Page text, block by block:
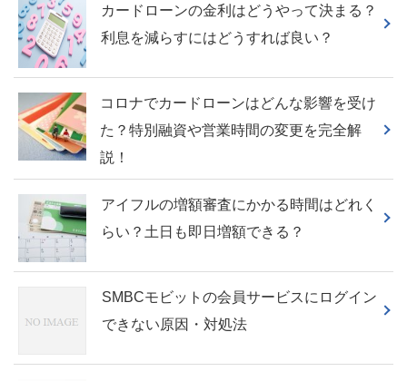
カードローンの金利はどうやって決まる？
利息を減らすにはどうすれば良い？
コロナでカードローンはどんな影響を受け
た？特別融資や営業時間の変更を完全解
説！
アイフルの増額審査にかかる時間はどれく
らい？土日も即日増額できる？
SMBCモビットの会員サービスにログイン
できない原因・対処法